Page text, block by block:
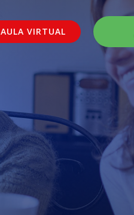
AULA VIRTUAL